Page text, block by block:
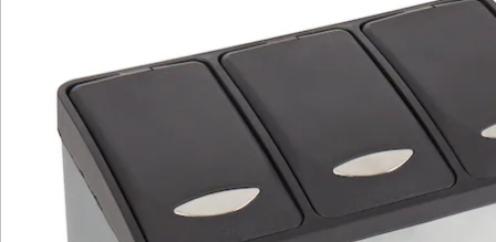
Durch die einzeln herausnehmbaren Innen­behälter
mit Griff ist der Abfall auch genauso schnell entsorgt.
Details
Hinweise & Hersteller